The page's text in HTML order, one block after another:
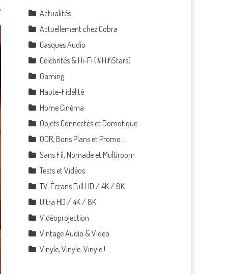
Actualités
Actuellement chez Cobra
Casques Audio
Célébrités & Hi-Fi (#HifiStars)
Gaming
Haute-Fidélité
Home Cinéma
Objets Connectés et Domotique
ODR, Bons Plans et Promo…
Sans Fil, Nomade et Multiroom
Tests et Vidéos
TV, Écrans Full HD / 4K / 8K
Ultra HD / 4K / 8K
Vidéoprojection
Vintage Audio & Video
Vinyle, Vinyle, Vinyle !